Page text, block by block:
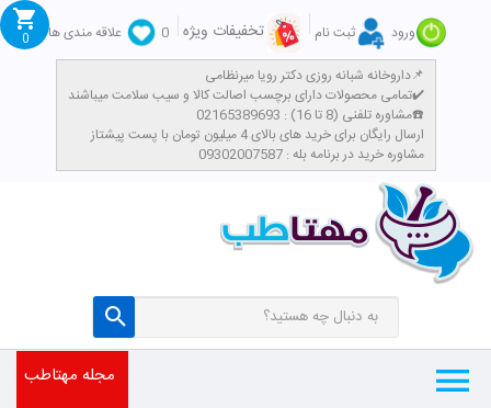
ورود ثبت نام تخفیفات ویژه 0
علاقه مندی ها
داروخانه شبانه روزی دکتر رویا میرنظامی📌
تمامی محصولات دارای برچسب اصالت کالا و سیب سلامت میباشند✔️
مشاوره تلفنی (8 تا 16) : 02165389693☎️
​ارسال رایگان برای خرید های بالای 4 میلیون تومان با پست پیشتاز
مشاوره خرید در برنامه بله : 09302007587
0
مجله مهتاطب